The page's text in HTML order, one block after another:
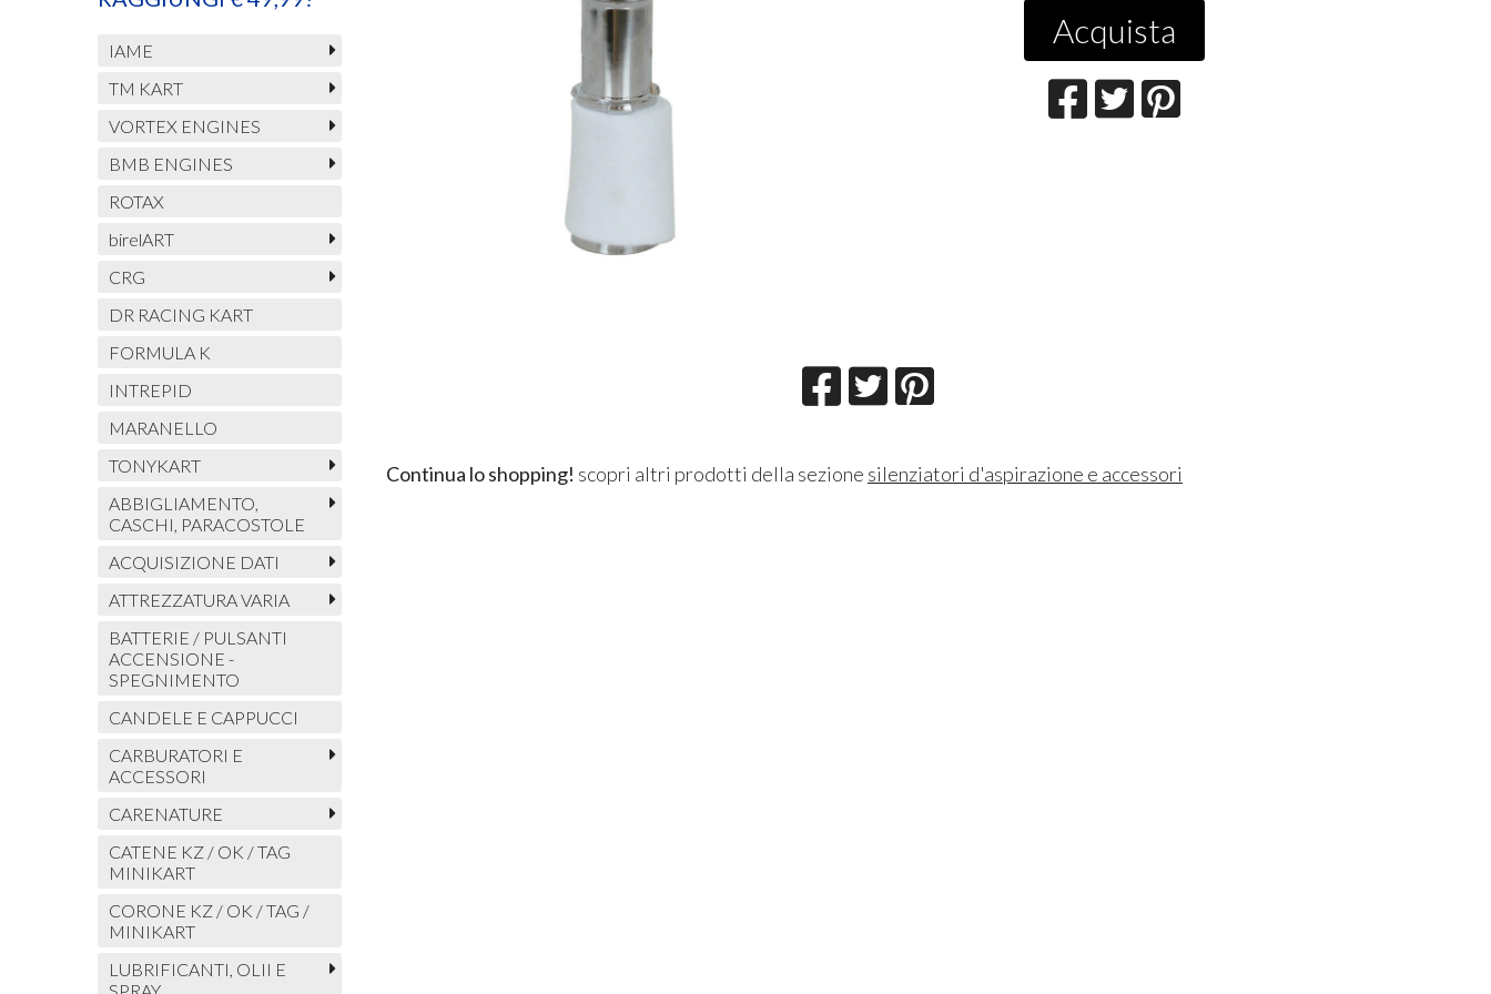
Acquista
Continua lo shopping! scopri altri prodotti della sezione silenziatori d'aspirazione e accessori
IAME
TM KART
VORTEX ENGINES
BMB ENGINES
ROTAX
birelART
CRG
DR RACING KART
FORMULA K
INTREPID
MARANELLO
TONYKART
ABBIGLIAMENTO,
CASCHI, PARACOSTOLE
ACQUISIZIONE DATI
ATTREZZATURA VARIA
BATTERIE / PULSANTI
ACCENSIONE -
SPEGNIMENTO
CANDELE E CAPPUCCI
CARBURATORI E
ACCESSORI
CARENATURE
CATENE KZ / OK / TAG
MINIKART
CORONE KZ / OK / TAG /
MINIKART
LUBRIFICANTI, OLII E